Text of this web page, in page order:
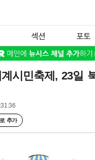
섹션 포토
시민축제, 23일
추가